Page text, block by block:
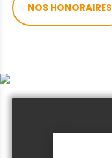
NOS HONORAIRES